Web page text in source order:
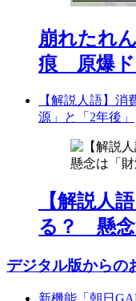
崩れたれ
痕 原爆ド
【解説人語】
源」と「2年後」
【解説人
る？ 懸念
デジタル版からの